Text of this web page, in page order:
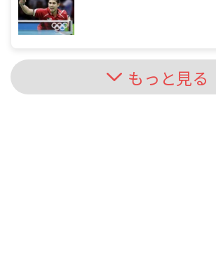
もっと見る